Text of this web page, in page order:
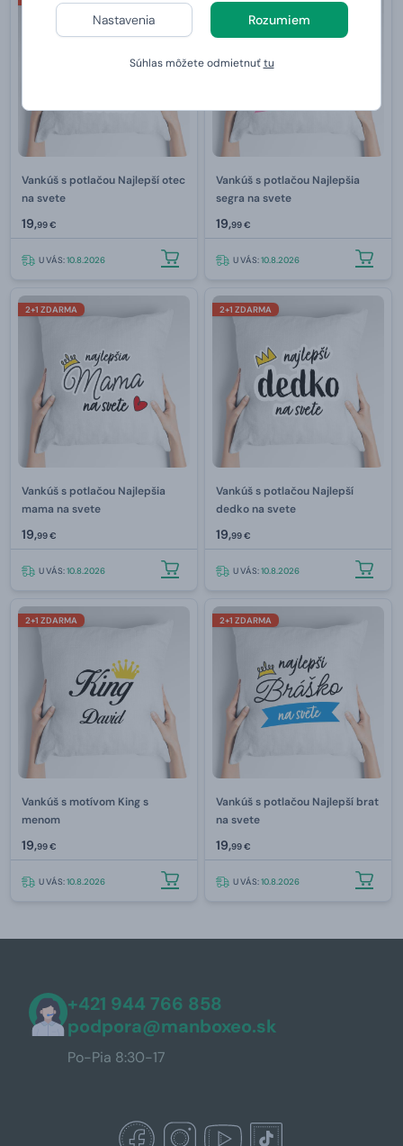
Nastavenia Rozumiem
Súhlas môžete odmietnuťtu
Vankúš s potlačou Najlepší otec
na svete
19,99 €
U VÁS:10.8.2026
Vankúš s potlačou Najlepšia
segra na svete
19,99 €
U VÁS:10.8.2026
2+1 ZDARMA
Vankúš s potlačou Najlepšia
mama na svete
19,99 €
U VÁS:10.8.2026
2+1 ZDARMA
Vankúš s potlačou Najlepší
dedko na svete
19,99 €
U VÁS:10.8.2026
2+1 ZDARMA
Vankúš s motívom King s
menom
19,99 €
U VÁS:10.8.2026
2+1 ZDARMA
Vankúš s potlačou Najlepší brat
na svete
19,99 €
U VÁS:10.8.2026
+421 944 766 858
podpora@manboxeo.sk
Po-Pia 8:30-17